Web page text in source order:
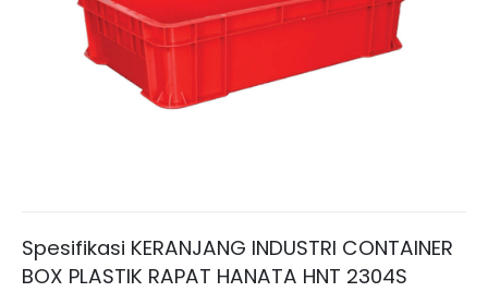
Spesifikasi KERANJANG INDUSTRI CONTAINER
BOX PLASTIK RAPAT HANATA HNT 2304S